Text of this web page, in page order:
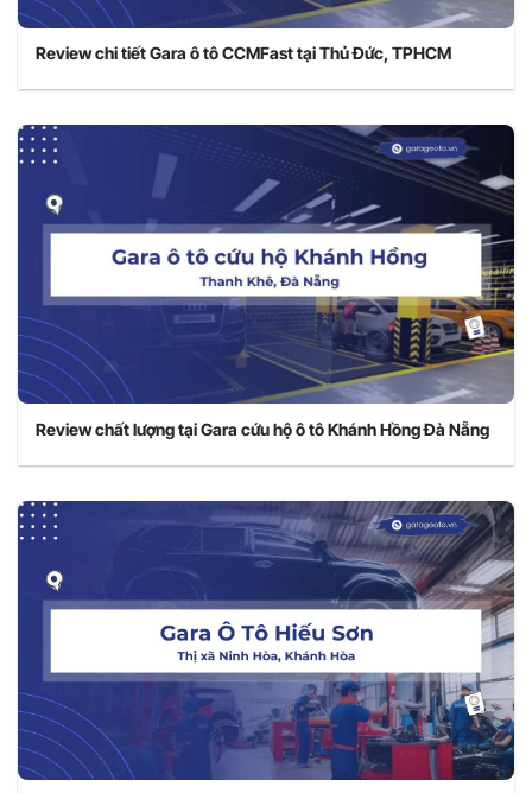
Review chi tiết Gara ô tô CCMFast tại Thủ Đức, TPHCM
Review chất lượng tại Gara cứu hộ ô tô Khánh Hồng Đà Nẵng